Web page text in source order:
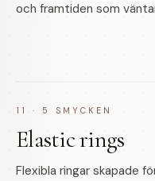
och framtiden som
11 · 5 SMYCKEN
Elastic rings
Flexibla ringar skapade